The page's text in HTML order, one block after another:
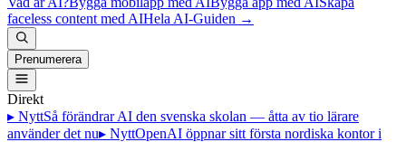
faceless content med AIHela AI-Guiden →
Prenumerera
Direkt
▸ NyttSå förändrar AI den svenska skolan — åtta av tio lärare
använder det nu▸ NyttOpenAI öppnar sitt första nordiska kontor i